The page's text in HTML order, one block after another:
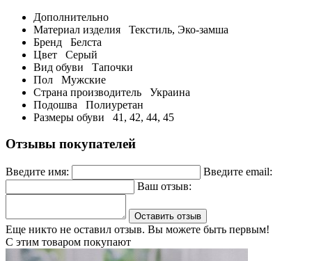
Дополнительно
Материал изделия
Текстиль, Эко-замша
Бренд
Белста
Цвет
Серый
Вид обуви
Тапочки
Пол
Мужские
Страна производитель
Украина
Подошва
Полиуретан
Размеры обуви
41, 42, 44, 45
Отзывы покупателей
Введите имя:
Введите email:
Ваш отзыв:
Оставить отзыв
Еще никто не оставил отзыв. Вы можете быть первым!
С этим товаром покупают